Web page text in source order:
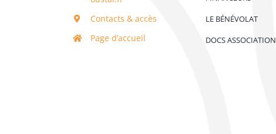
Contacts & accès
Page d’accueil
LE BÉNÉVOLAT
DOCS ASSOCIATION